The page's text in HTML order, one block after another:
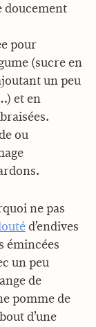
doucement
pour
(sucre en
un peu
et en
ou
ne pas
d’endives
émincées
un peu
de
pomme de
d’une